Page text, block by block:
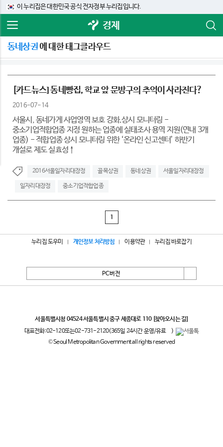
이 누리집은 대한민국 공식 전자정부 누리집입니다.
경제
동네상권에 대한 태그클라우드
[카드뉴스] 동네빵집, 학교 앞 문방구의 추억이 사라진다?
2016-07-14
서울시, 동네가게 사업영역 보호 강화.상시 모니터링 -
중소기업적합업종 지정 원하는 업종에 실태조사 용역 지원(연내 3개
업종) - 적합업종 상시 모니터링 위한 ‘온라인 신고센터’ 하반기
개설로 제도 실효성↑
2016서울일자리대장정 골목상권 동네상권 서울일자리대장정
일자리대장정 중소기업적합업종
1
누리집 도우미 개인정보 처리방침 이용약관 누리집 바로잡기
PC버전
서울특별시청 04524 서울특별시 중구 세종대로 110 [찾아오시는 길]
대표전화:02-120또는02-731-2120(365일 24시간 운영/유료
)
© Seoul Metropolitan Government all rights reserved